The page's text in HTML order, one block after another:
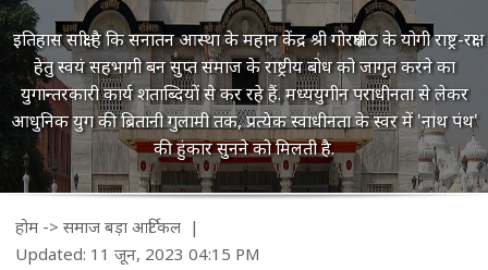
इतिहास साक्षी है कि सनातन आस्था के महान केंद्र श्री गोरक्षपीठ के योगी राष्ट्र-रक्षा
हेतु स्वयं सहभागी बन सुप्त समाज के राष्ट्रीय बोध को जागृत करने का
युगान्तरकारी कार्य शताब्दियों से कर रहे हैं. मध्ययुगीन पराधीनता से लेकर
आधुनिक युग की ब्रितानी गुलामी तक, प्रत्येक स्वाधीनता के स्वर में 'नाथ पंथ'
की हुंकार सुनने को मिलती है.
होम-> समाज बड़ा आर्टिकल |
Updated: 11 जून, 2023 04:15 PM